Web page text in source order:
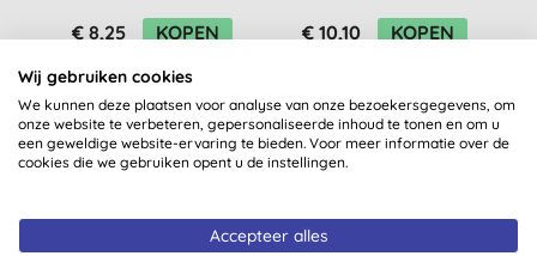
€ 8,25 KOPEN € 10,10 KOPEN
Klantbeoordelingen
Wij gebruiken cookies
We kunnen deze plaatsen voor analyse van onze bezoekersgegevens, om
onze website te verbeteren, gepersonaliseerde inhoud te tonen en om u
een geweldige website-ervaring te bieden. Voor meer informatie over de
cookies die we gebruiken opent u de instellingen.
Accepteer alles